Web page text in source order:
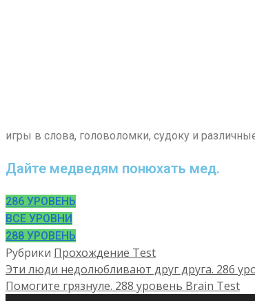
игры в слова, головоломки, судоку и
Дайте медведям понюхать мед.
286 УРОВЕНЬ
ВСЕ УРОВНИ
288 УРОВЕНЬ
Рубрики Прохождение Test
Эти люди недолюбливают друг друга. 286
Помогите грязнуле. 288 уровень Brain Test